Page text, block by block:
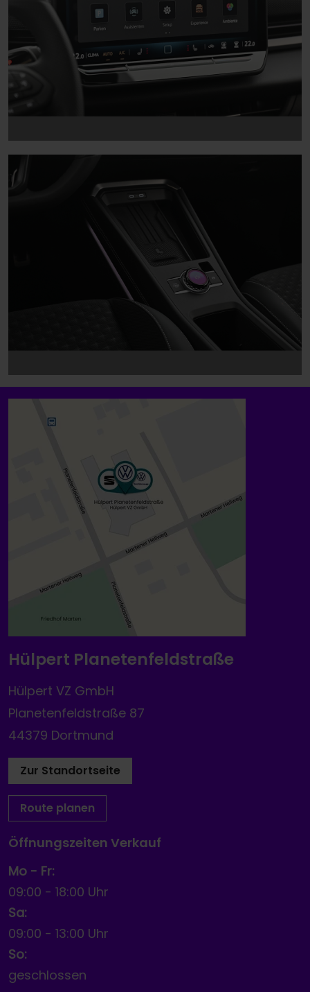
Hülpert Planetenfeldstraße
Hülpert VZ GmbH
Planetenfeldstraße 87
44379 Dortmund
Zur Standortseite
Route planen
Öffnungszeiten Verkauf
Mo - Fr:
09:00 - 18:00 Uhr
Sa:
09:00 - 13:00 Uhr
So:
geschlossen